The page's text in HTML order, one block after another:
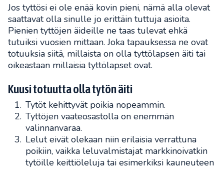
Jos tyttösi ei ole enää kovin pieni, nämä alla olevat
saattavat olla sinulle jo erittäin tuttuja asioita.
Pienien tyttöjen äideille ne taas tulevat ehkä
tutuiksi vuosien mittaan. Joka tapauksessa ne ovat
totuuksia siitä, millaista on olla tyttölapsen äiti tai
oikeastaan millaisia tyttölapset ovat.
Kuusi totuutta olla tytön äiti
Tytöt kehittyvät poikia nopeammin.
Tyttöjen vaateosastolla on enemmän
valinnanvaraa.
Lelut eivät olekaan niin erilaisia verrattuna
poikiin, vaikka leluvalmistajat markkinoivatkin
tytöille keittiöleluja tai esimerkiksi kauneuteen